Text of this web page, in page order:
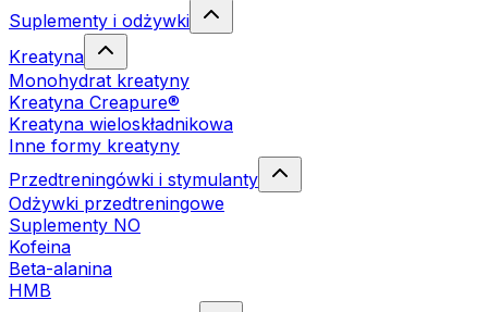
Suplementy i odżywki
Kreatyna
Monohydrat kreatyny
Kreatyna Creapure®
Kreatyna wieloskładnikowa
Inne formy kreatyny
Przedtreningówki i stymulanty
Odżywki przedtreningowe
Suplementy NO
Kofeina
Beta-alanina
HMB